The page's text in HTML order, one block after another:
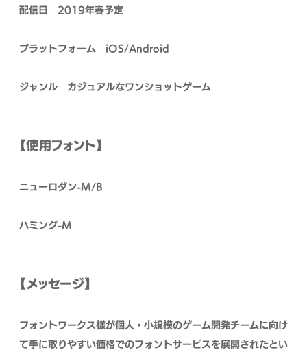
配信日 2019年春予定
プラットフォーム iOS/Android
ジャンル カジュアルなワンショットゲーム
【使用フォント】
ニューロダン-M/B
ハミング-M
【メッセージ】
フォントワークス様が個人・小規模のゲーム開発チームに向け
て手に取りやすい価格でのフォントサービスを展開されたとい